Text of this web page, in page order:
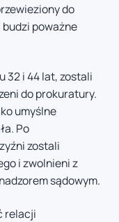
do
poważne
32 i 44 lat, zostali
do prokuratury.
umyślne
Po
zostali
i zwolnieni z
sądowym.
relacji